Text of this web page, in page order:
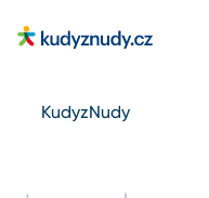
KudyzNudy